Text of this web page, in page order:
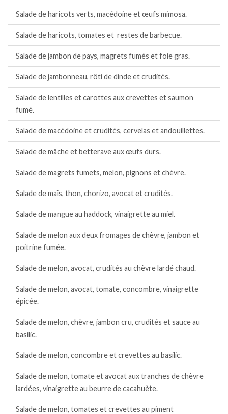
Salade de haricots verts, macédoine et œufs mimosa.
Salade de haricots, tomates et restes de barbecue.
Salade de jambon de pays, magrets fumés et foie gras.
Salade de jambonneau, rôti de dinde et crudités.
Salade de lentilles et carottes aux crevettes et saumon
fumé.
Salade de macédoine et crudités, cervelas et andouillettes.
Salade de mâche et betterave aux œufs durs.
Salade de magrets fumets, melon, pignons et chèvre.
Salade de maïs, thon, chorizo, avocat et crudités.
Salade de mangue au haddock, vinaigrette au miel.
Salade de melon aux deux fromages de chèvre, jambon et
poitrine fumée.
Salade de melon, avocat, crudités au chèvre lardé chaud.
Salade de melon, avocat, tomate, concombre, vinaigrette
épicée.
Salade de melon, chèvre, jambon cru, crudités et sauce au
basilic.
Salade de melon, concombre et crevettes au basilic.
Salade de melon, tomate et avocat aux tranches de chèvre
lardées, vinaigrette au beurre de cacahuète.
Salade de melon, tomates et crevettes au piment